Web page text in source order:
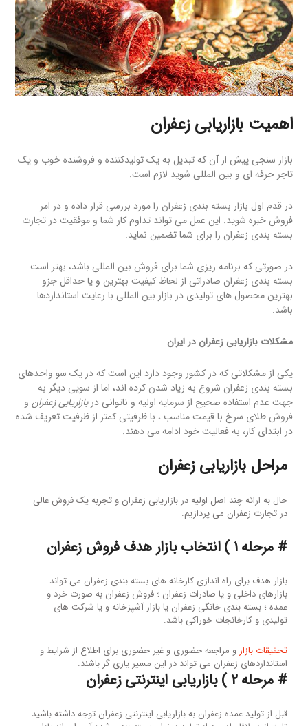
اهمیت بازاریابی زعفران
بازار سنجی پیش از آن که تبدیل به یک تولیدکننده و فروشنده خوب و یک
تاجر حرفه ای و بین المللی شوید لازم است.
در قدم اول بازار بسته بندی زعفران را مورد بررسی قرار داده و در امر
فروش خبره شوید. این عمل می تواند تداوم کار شما و موفقیت در تجارت
بسته بندی زعفران را برای شما تضمین نماید.
در صورتی که برنامه ریزی شما برای فروش بین المللی باشد، بهتر است
بسته بندی زعفران صادراتی از لحاظ کیفیت بهترین و یا حداقل جزو
بهترین محصول های تولیدی در بازار بین المللی با رعایت استانداردها
باشد.
مشکلات بازاریابی زعفران در ایران
یکی از مشکلاتی که در کشور وجود دارد این است که در یک سو واحدهای
بسته بندی زعفران شروع به زیاد شدن کرده اند، اما از سویی دیگر به
جهت عدم استفاده صحیح از سرمایه اولیه و ناتوانی دربازاریابی زعفران و
فروش طلای سرخ با قیمت مناسب ، با ظرفیتی کمتر از ظرفیت تعریف شده
در ابتدای کار، به فعالیت خود ادامه می دهند.
مراحل بازاریابی زعفران
حال به ارائه چند اصل اولیه در بازاریابی زعفران و تجربه یک فروش عالی
در تجارت زعفران می پردازیم.
# مرحله ۱ ) انتخاب بازار هدف فروش زعفران
بازار هدف برای راه اندازی کارخانه های بسته بندی زعفران می تواند
بازارهای داخلی و یا صادرات زعفران ؛ فروش زعفران به صورت خرد و
عمده ؛ بسته بندی خانگی زعفران یا بازار آشپزخانه و یا شرکت های
تولیدی و کارخانجات خوراکی باشد.
تحقیقات بازارو مراجعه حضوری و غیر حضوری برای اطلاع از شرایط و
استانداردهای زعفران می تواند در این مسیر یاری گر باشند.
# مرحله ۲ ) بازاریابی اینترنتی زعفران
قبل از تولید عمده زعفران به بازاریابی اینترنتی زعفران توجه داشته باشید